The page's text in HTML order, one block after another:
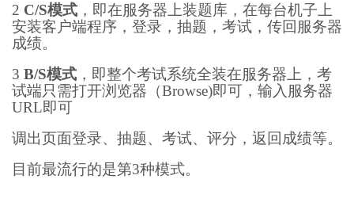
2 C/S模式 ，即在服务器上装题库，在每台机子上
安装客户端程序，登录，抽题，考试，传回服务器
成绩。
3 B/S模式 ，即整个考试系统全装在服务器上，考
试端只需打开浏览器（Browse)即可，输入服务器
URL即可
调出页面登录、抽题、考试、评分，返回成绩等。
目前最流行的是第3种模式。